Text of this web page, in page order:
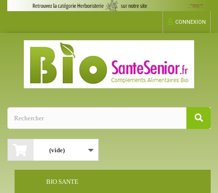
CONNEXION
(vide)
BIO SANTE